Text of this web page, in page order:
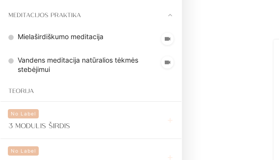
MEDITACIJOS PRAKTIKA
Mielaširdiškumo meditacija
Vandens meditacija natūralios tėkmės
stebėjimui
TEORIJA
No Label
3 MODULIS ŠIRDIS
No Label